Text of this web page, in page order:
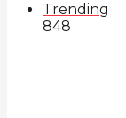
Trending
848